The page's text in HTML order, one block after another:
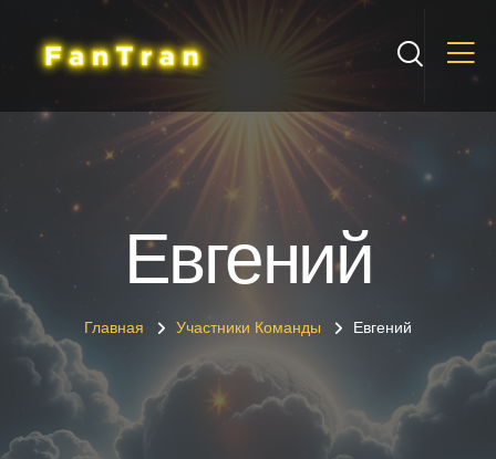
Евгений
Главная Участники Команды Евгений